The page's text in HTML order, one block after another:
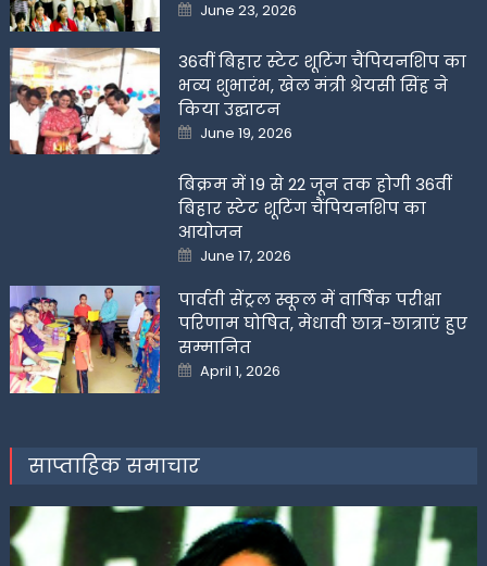
Posted
on
June 23, 2026
36वीं बिहार स्टेट शूटिंग चैंपियनशिप का
भव्य शुभारंभ, खेल मंत्री श्रेयसी सिंह ने
किया उद्घाटन
Posted
on
June 19, 2026
बिक्रम में 19 से 22 जून तक होगी 36वीं
बिहार स्टेट शूटिंग चैंपियनशिप का
आयोजन
Posted
on
June 17, 2026
पार्वती सेंट्रल स्कूल में वार्षिक परीक्षा
परिणाम घोषित, मेधावी छात्र-छात्राएं हुए
सम्मानित
Posted
on
April 1, 2026
साप्ताहिक समाचार